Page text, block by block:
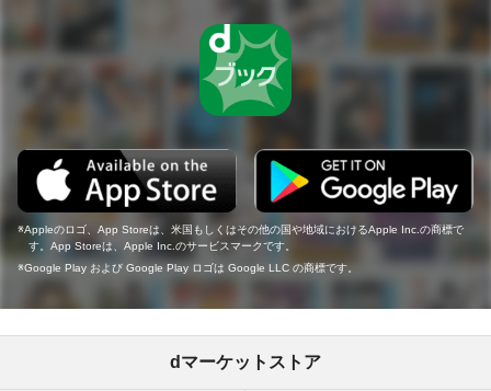
Appleのロゴ、App Storeは、米国もしくはその他の国や地域におけるApple Inc.の商標で
す。App Storeは、Apple Inc.のサービスマークです。
Google Play および Google Play ロゴは Google LLC の商標です。
dマーケットストア